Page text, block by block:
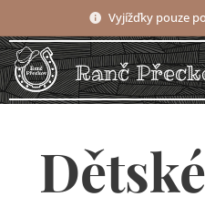
Vyjížďky pouze
Ranč